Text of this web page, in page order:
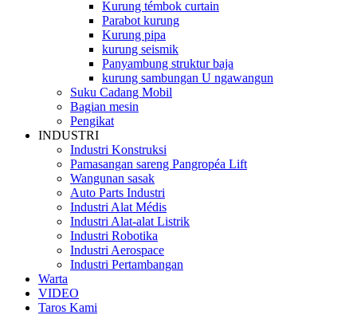
Kurung témbok curtain
Parabot kurung
Kurung pipa
kurung seismik
Panyambung struktur baja
kurung sambungan U ngawangun
Suku Cadang Mobil
Bagian mesin
Pengikat
INDUSTRI
Industri Konstruksi
Pamasangan sareng Pangropéa Lift
Wangunan sasak
Auto Parts Industri
Industri Alat Médis
Industri Alat-alat Listrik
Industri Robotika
Industri Aerospace
Industri Pertambangan
Warta
VIDEO
Taros Kami